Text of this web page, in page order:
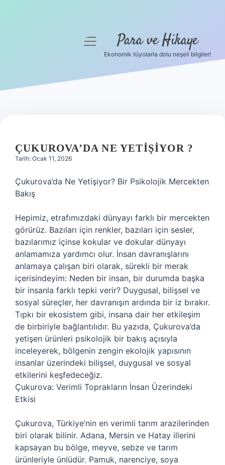
Hakkımızda
menüyü
Para ve Hikaye
Ekonomik tüyolarla dolu neşeli bilgiler!
ÇUKUROVA’DA NE YETIŞIYOR ?
Tarih: Ocak 11, 2026
Çukurova’da Ne Yetişiyor? Bir Psikolojik Mercekten
Bakış
Hepimiz, etrafımızdaki dünyayı farklı bir mercekten
görürüz. Bazıları için renkler, bazıları için sesler,
bazılarımız içinse kokular ve dokular dünyayı
anlamamıza yardımcı olur. İnsan davranışlarını
anlamaya çalışan biri olarak, sürekli bir merak
içerisindeyim: Neden bir insan, bir durumda başka
bir insanla farklı tepki verir? Duygusal, bilişsel ve
sosyal süreçler, her davranışın ardında bir iz bırakır.
Tıpkı bir ekosistem gibi, insana dair her etkileşim
de birbiriyle bağlantılıdır. Bu yazıda, Çukurova’da
yetişen ürünleri psikolojik bir bakış açısıyla
inceleyerek, bölgenin zengin ekolojik yapısının
insanlar üzerindeki bilişsel, duygusal ve sosyal
etkilerini keşfedeceğiz.
Çukurova: Verimli Toprakların İnsan Üzerindeki
Etkisi
Çukurova, Türkiye’nin en verimli tarım arazilerinden
biri olarak bilinir. Adana, Mersin ve Hatay illerini
kapsayan bu bölge, meyve, sebze ve tarım
ürünleriyle ünlüdür. Pamuk, narenciye, soya